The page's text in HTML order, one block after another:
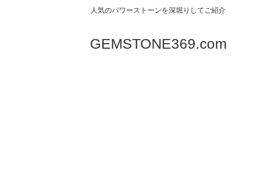
人気のパワーストーンを深堀りしてご紹介
GEMSTONE369.com